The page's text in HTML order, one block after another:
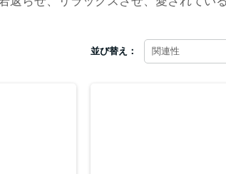
並び替え： 関連性